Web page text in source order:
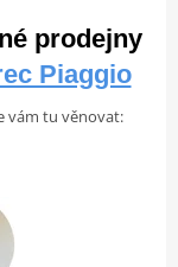
prodejny
Piaggio
vám tu věnovat: